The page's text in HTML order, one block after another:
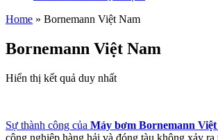
Home » Bornemann Việt Nam
Bornemann Việt Nam
Hiển thị kết quả duy nhất
Sự thành công của Máy bơm Bornemann
công nghiệp hàng hải và đóng tàu không xảy